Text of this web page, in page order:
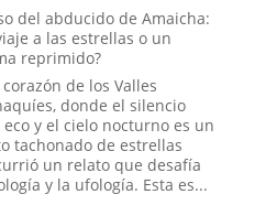
del abducido de Amaicha:
a las estrellas o un
reprimido?
corazón de los Valles
donde el silencio
y el cielo nocturno es un
tachonado de estrellas
un relato que desafía
y la ufología. Esta es...